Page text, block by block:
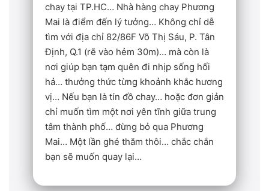
chay tại TP.HC… Nhà hàng chay Phương
Mai là điểm đến lý tưởng… Không chỉ dễ
tìm với địa chỉ 82/86F Võ Thị Sáu, P. Tân
Định, Q.1 (rẽ vào hẻm 30m)… mà còn là
nơi giúp bạn tạm quên đi nhịp sống hối
hả… thưởng thức từng khoảnh khắc hương
vị… Nếu bạn là tín đồ chay… hoặc đơn giản
chỉ muốn tìm một nơi yên tĩnh giữa trung
tâm thành phố… đừng bỏ qua Phương
Mai… Một lần ghé thăm thôi… chắc chắn
bạn sẽ muốn quay lại…